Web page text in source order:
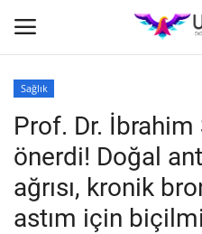
Ana Sayfa
İş Platformu
Sağlık
Prof. Dr.
önerdi! Doğal
ağrısı, kronik
astım için